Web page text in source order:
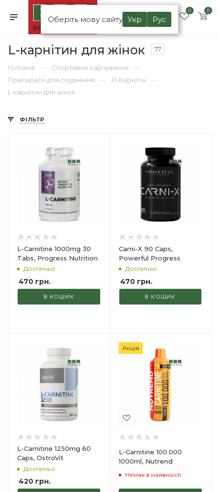
Оберіть мову сайту Укр Рус
0 0
L-карнітин для жінок 77
Головна — Спортивне харчування —
Препарати для схуднення — Л-Карнітін —
L-карнітин для жінок
ФІЛЬТР
L-Carnitine 1000mg 30
Tabs, Progress Nutrition
Достатньо
470 грн.
В КОШИК
Carni-X 90 Caps,
Powerful Progress
Достатньо
470грн.
В КОШИК
L-Carnitine 1250mg 60
Caps, OstroVit
Достатньо
420 грн.
Акція
L-Carnitine 100.000
1000ml, Nutrend
Немає в наявності